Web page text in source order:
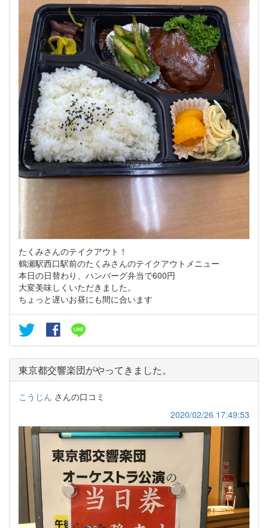
たくみさんのテイクアウト！
鶴瀬駅西口駅前のたくみさんのテイクアウトメニュー
本日の日替わり、ハンバーグ弁当で600円
大変美味しくいただきました。
ちょっと遅いお昼にも間に合います
東京都交響楽団がやってきました。
こうじん さんの口コミ
2020/02/26 17:49:53